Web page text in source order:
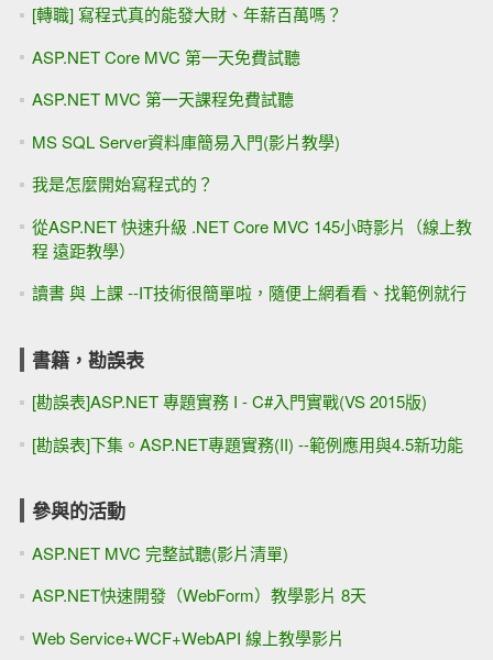
[轉職] 寫程式真的能發大財、年薪百萬嗎？
ASP.NET Core MVC 第一天免費試聽
ASP.NET MVC 第一天課程免費試聽
MS SQL Server資料庫簡易入門(影片教學)
我是怎麼開始寫程式的？
從ASP.NET 快速升級 .NET Core MVC 145小時影片（線上教
程 遠距教學）
讀書 與 上課 --IT技術很簡單啦，隨便上網看看、找範例就行
書籍，勘誤表
[勘誤表]ASP.NET 專題實務 I - C#入門實戰(VS 2015版)
[勘誤表]下集。ASP.NET專題實務(II) --範例應用與4.5新功能
參與的活動
ASP.NET MVC 完整試聽(影片清單)
ASP.NET快速開發（WebForm）教學影片 8天
Web Service+WCF+WebAPI 線上教學影片